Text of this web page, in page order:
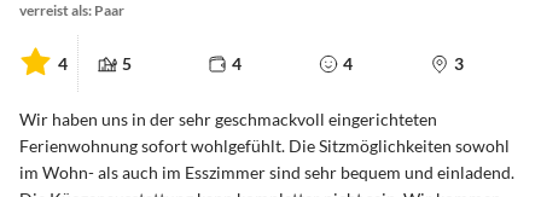
verreist als: Paar
4 5 4 4 3
Wir haben uns in der sehr geschmackvoll eingerichteten
Ferienwohnung sofort wohlgefühlt. Die Sitzmöglichkeiten sowohl
im Wohn- als auch im Esszimmer sind sehr bequem und einladend.